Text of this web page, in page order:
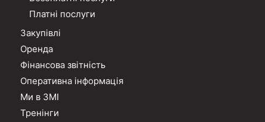
Платні послуги
Закупівлі
Оренда
Фінансова звітність
Оперативна інформація
Ми в ЗМІ
Тренінги